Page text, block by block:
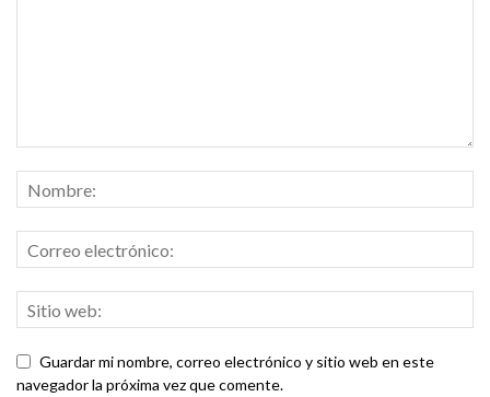
Guardar mi nombre, correo electrónico y sitio web en este
navegador la próxima vez que comente.